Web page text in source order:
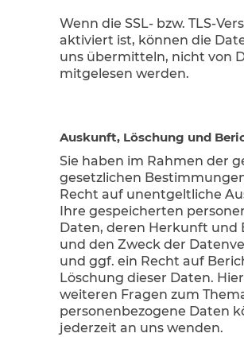
Wenn die SSL- bzw. TLS-
aktiviert ist, können die
uns übermitteln, nicht von
mitgelesen werden.
Auskunft, Löschung und
Sie haben im Rahmen der
gesetzlichen
Recht auf unentgeltliche
Ihre gespeicherten
Daten, deren Herkunft und
und den Zweck der
und ggf. ein Recht auf
Löschung dieser Daten.
weiteren Fragen zum
personenbezogene Daten
jederzeit an uns wenden.